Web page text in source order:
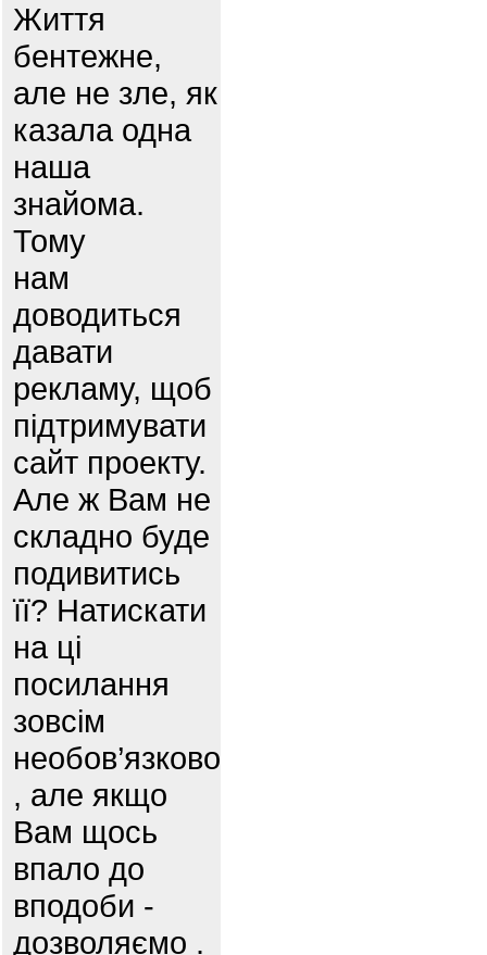
Життя
бентежне,
але не зле, як
казала одна
наша
знайома.
Тому
нам
доводиться
давати
рекламу, щоб
підтримувати
сайт проекту.
Але ж Вам не
складно буде
подивитись
її? Натискати
на ці
посилання
зовсім
необов’язково
, але якщо
Вам щось
впало до
вподоби -
дозволяємо .